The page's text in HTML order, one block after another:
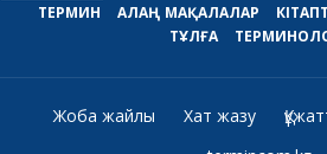
ТЕРМИН АЛАҢ МАҚАЛАЛАР
ТҰЛҒА
Жоба жайлы Хат жазу